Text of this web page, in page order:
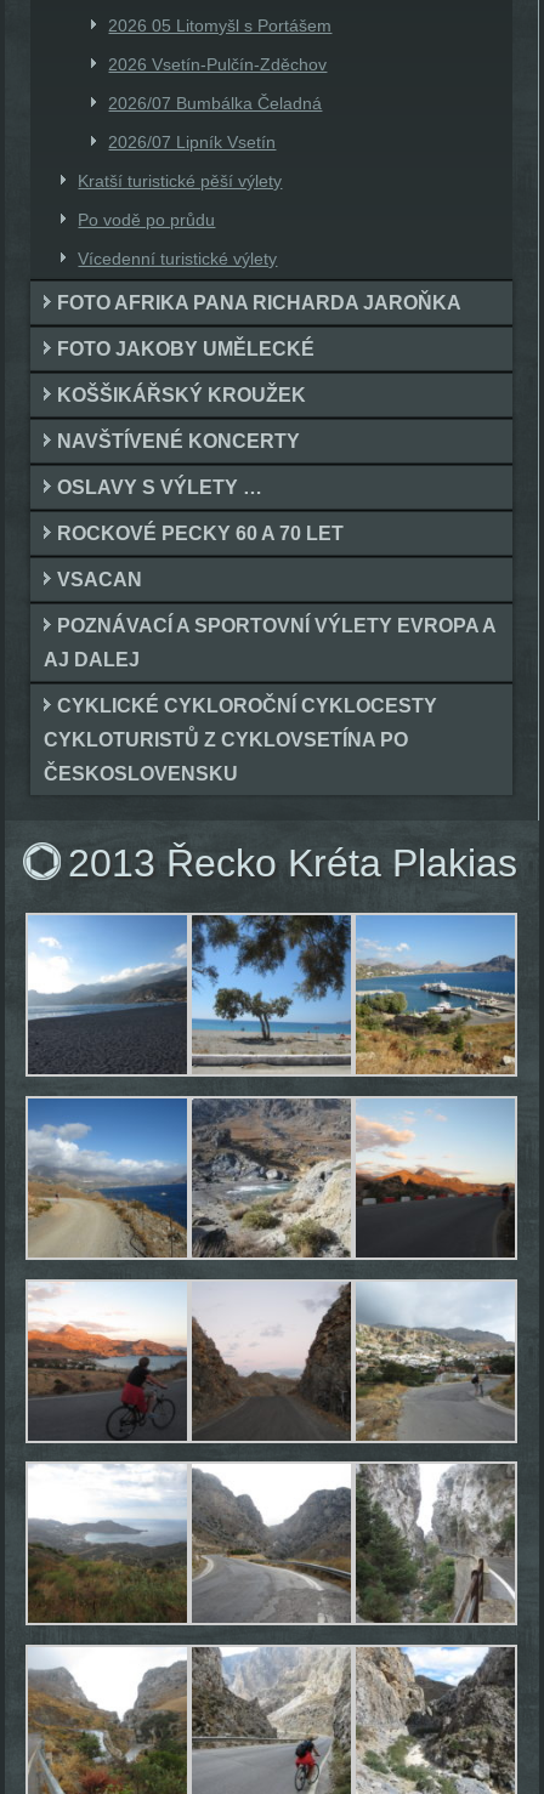
2026 05 Litomyšl s Portášem
2026 Vsetín-Pulčín-Zděchov
2026/07 Bumbálka Čeladná
2026/07 Lipník Vsetín
Kratší turistické pěší výlety
Po vodě po průdu
Vícedenní turistické výlety
FOTO AFRIKA PANA RICHARDA JAROŇKA
FOTO JAKOBY UMĚLECKÉ
KOŠŠIKÁŘSKÝ KROUŽEK
NAVŠTÍVENÉ KONCERTY
OSLAVY S VÝLETY …
ROCKOVÉ PECKY 60 A 70 LET
VSACAN
POZNÁVACÍ A SPORTOVNÍ VÝLETY EVROPA A
AJ DALEJ
CYKLICKÉ CYKLOROČNÍ CYKLOCESTY
CYKLOTURISTŮ Z CYKLOVSETÍNA PO
ČESKOSLOVENSKU
2013 Řecko Kréta Plakias